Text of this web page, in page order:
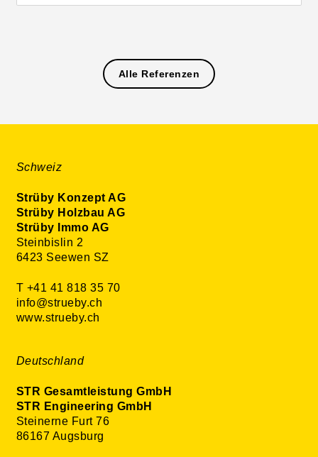
Alle Referenzen
Schweiz
Strüby Konzept AG
Strüby Holzbau AG
Strüby Immo AG
Steinbislin 2
6423 Seewen SZ
T +41 41 818 35 70
info@strueby.ch
www.strueby.ch
Deutschland
STR Gesamtleistung GmbH
STR Engineering GmbH
Steinerne Furt 76
86167 Augsburg